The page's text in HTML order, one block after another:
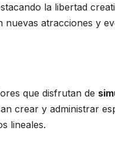
la libertad
atracciones y
que disfrutan de
crear y administrar
lineales.